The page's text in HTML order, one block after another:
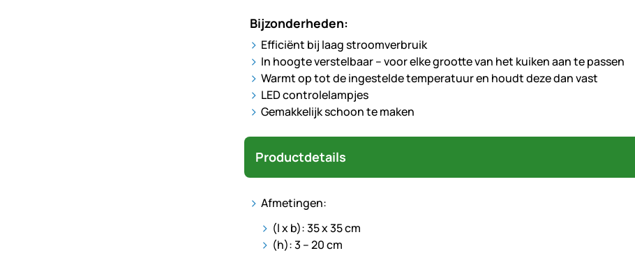
Bijzonderheden:
Efficiënt bij laag stroomverbruik
In hoogte verstelbaar – voor elke grootte van het kuiken aan te passen
Warmt op tot de ingestelde temperatuur en houdt deze dan vast
LED controlelampjes
Gemakkelijk schoon te maken
Productdetails
Afmetingen:
(l x b): 35 x 35 cm
(h): 3 – 20 cm